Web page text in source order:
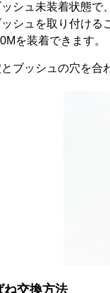
シュ未装着状態で
シュを取り付ける
を装着できます。
ブッシュの穴を合
ね交換方法